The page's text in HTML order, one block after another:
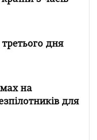
дня
на
для